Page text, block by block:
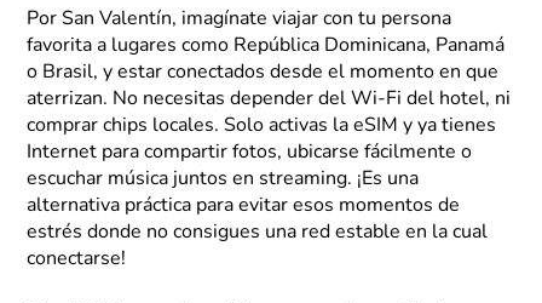
Por San Valentín, imagínate viajar con tu persona
favorita a lugares como República Dominicana, Panamá
o Brasil, y estar conectados desde el momento en que
aterrizan. No necesitas depender del Wi-Fi del hotel, ni
comprar chips locales. Solo activas la eSIM y ya tienes
Internet para compartir fotos, ubicarse fácilmente o
escuchar música juntos en streaming. ¡Es una
alternativa práctica para evitar esos momentos de
estrés donde no consigues una red estable en la cual
conectarse!